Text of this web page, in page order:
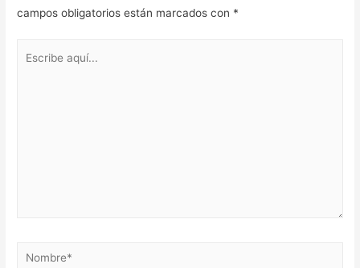
campos obligatorios están marcados con *
Nombre*